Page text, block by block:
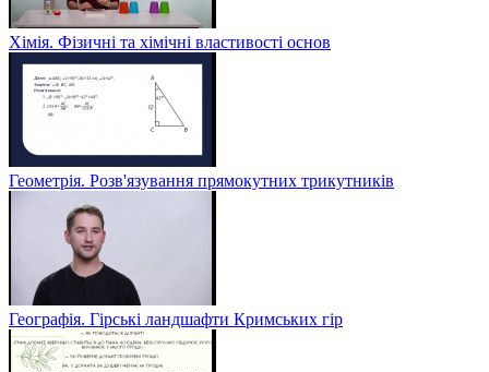
Хімія. Фізичні та хімічні властивості основ
Геометрія. Розв'язування прямокутних трикутників
Географія. Гірські ландшафти Кримських гір